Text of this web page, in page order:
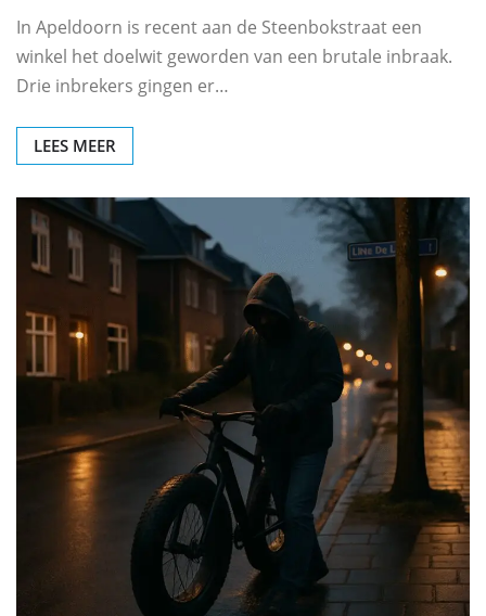
In Apeldoorn is recent aan de Steenbokstraat een
winkel het doelwit geworden van een brutale inbraak.
Drie inbrekers gingen er…
LEES MEER